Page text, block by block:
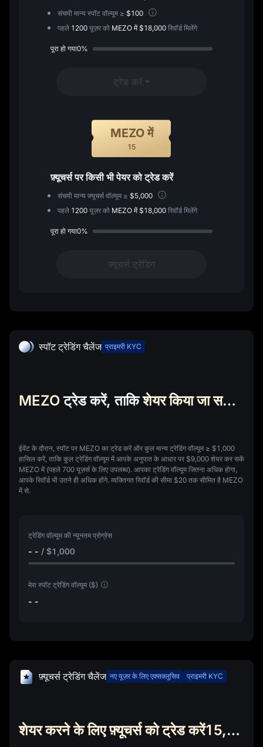
संचयी मान्य स्पॉट वॉल्यूम ≥ $100
पहले 1200 यूज़र को MEZO में $18,000 रिवॉर्ड मिलेंगे
पूरा हो गया0%
ट्रेड करें
MEZO में
15
फ़्यूचर्स पर किसी भी पेयर को ट्रेड करें
संचयी मान्य फ़्यूचर्स वॉल्यूम ≥ $5,000
पहले 1200 यूज़र को MEZO में $18,000 रिवॉर्ड मिलेंगे
पूरा हो गया0%
फ़्यूचर्स ट्रेडिंग
स्पॉट ट्रेडिंग चैलेंज प्राइमरी KYC
MEZOट्रेड करें, ताकिशेयर किया जा सकेMEZO में $9,000
ईवेंट के दौरान, स्पॉट पर MEZO का ट्रेड करें और कुल मान्य ट्रेडिंग वॉल्यूम ≥ $1,000
हासिल करें, ताकि कुल ट्रेडिंग वॉल्यूम में आपके अनुपात के आधार पर $9,000 शेयर कर सकें
MEZO में (पहले 700 यूज़र्स के लिए उपलब्ध). आपका ट्रेडिंग वॉल्यूम जितना अधिक होगा,
आपके रिवॉर्ड भी उतने ही अधिक होंगे. व्यक्तिगत रिवॉर्ड की सीमा $20 तक सीमित है MEZO
में से.
ट्रेडिंग वॉल्यूम की न्यूनतम प्रोग्रेस
- - / $1,000
मेरा स्पॉट ट्रेडिंग वॉल्यूम ($)
- -
फ़्यूचर्स ट्रेडिंग चैलेंज नए यूज़र के लिए एक्सक्लूसिव प्राइमरी KYC
शेयर करने के लिए फ़्यूचर्स को ट्रेड करें15,000 USDT फ़्यूचर्स बोनस